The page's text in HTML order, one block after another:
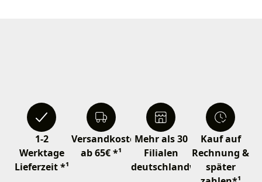
1-2
Werktage
Lieferzeit *¹
Versandkostenfrei
ab 65€ *¹
Mehr als 30
Filialen
deutschlandweit
Kauf auf
Rechnung &
später